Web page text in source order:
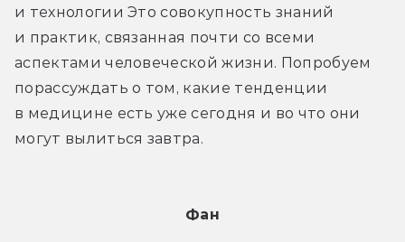
и технологии Это совокупность знаний
и практик, связанная почти со всеми
аспектами человеческой жизни. Попробуем
порассуждать о том, какие тенденции
в медицине есть уже сегодня и во что они
могут вылиться завтра.
Фан